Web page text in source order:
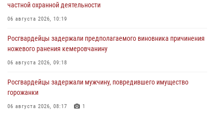
частной охранной деятельности
06 августа 2026, 10:19
Росгвардейцы задержали предполагаемого виновника причинения
ножевого ранения кемеровчанину
06 августа 2026, 09:18
Росгвардейцы задержали мужчину, повредившего имущество
горожанки
06 августа 2026, 08:17 1